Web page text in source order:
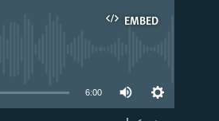
EMBED
6:00